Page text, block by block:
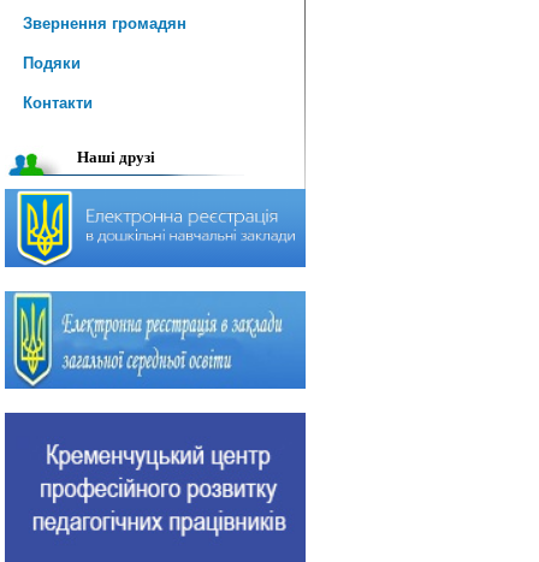
Звернення громадян
Подяки
Контакти
Наші друзі